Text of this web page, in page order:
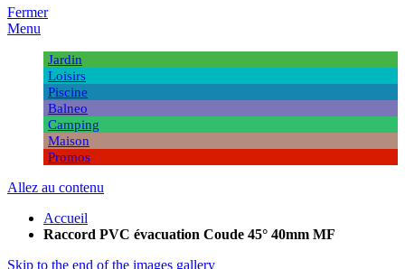
Fermer
Menu
Jardin
Loisirs
Piscine
Balneo
Camping
Maison
Promos
Allez au contenu
Accueil
Raccord PVC évacuation Coude 45° 40mm MF
Skip to the end of the images gallery